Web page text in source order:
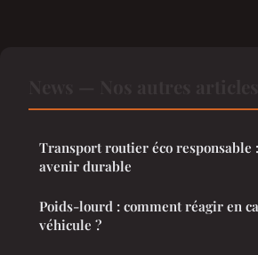
Transport routier éco responsable
avenir durable
Poids-lourd : comment réagir en
véhicule ?